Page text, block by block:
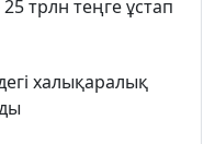
трлн теңге ұстап
халықаралық